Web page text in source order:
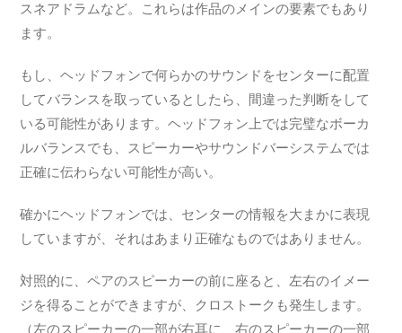
スネアドラムなど。これらは作品のメインの要素でもあり
ます。
もし、ヘッドフォンで何らかのサウンドをセンターに配置
してバランスを取っているとしたら、間違った判断をして
いる可能性があります。ヘッドフォン上では完璧なボーカ
ルバランスでも、スピーカーやサウンドバーシステムでは
正確に伝わらない可能性が高い。
確かにヘッドフォンでは、センターの情報を大まかに表現
していますが、それはあまり正確なものではありません。
対照的に、ペアのスピーカーの前に座ると、左右のイメー
ジを得ることができますが、クロストークも発生します。
（左のスピーカーの一部が右耳に、右のスピーカーの一部